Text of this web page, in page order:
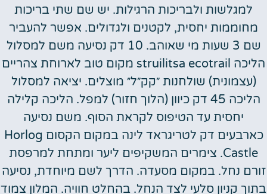
למגלשות ולבריכות הרגילות. יש שם שתי בריכות
מחוממות יחסית, לקטנים ולגדולים. אפשר להעביר
שם 3 שעות מי שאוהב. 10 דק נסיעה משם למסלול
הליכה struilitsa ecotrail מקום טוב לארוחת צהריים
(עצמונית) שולחנות ״קק״ל״ מוצלים. יציאה למסלול
הליכה 45 דק כיוון (הלוך חזור) למפל. הליכה קלילה
יחסית עד הטיפוס לקראת הסוף. משם נסיעה
כארבעים דק לטריגראד לינה במקום הקסום Horlog
Castle. צימרים המשקיפים ליער ומתחת למרפסת
זורם נחל. במקום מסעדה. הדרך לשם מיוחדת, נסיעה
בתוך קניון סלעי לצד הנחל. בהחלט חוויה. המלון צמוד